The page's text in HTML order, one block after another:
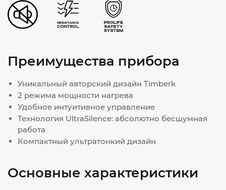
Преимущества прибора
Уникальный авторский дизайн Timberk
2 режима мощности нагрева
Удобное интуитивное управление
Технология UltraSilence: абсолютно бесшумная
работа
Компактный ультратонкий дизайн
Основные характеристики